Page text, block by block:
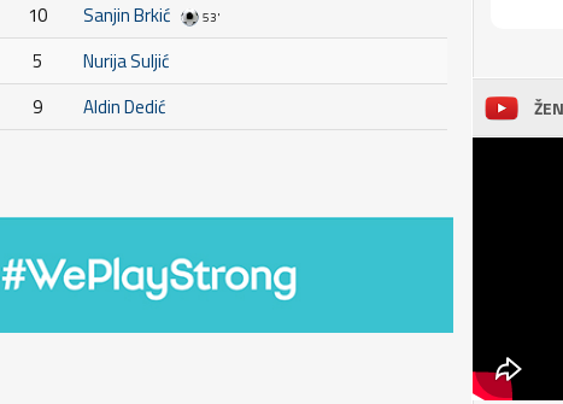
10
Sanjin Brkić 53'
5
Nurija Suljić
9
Aldin Dedić